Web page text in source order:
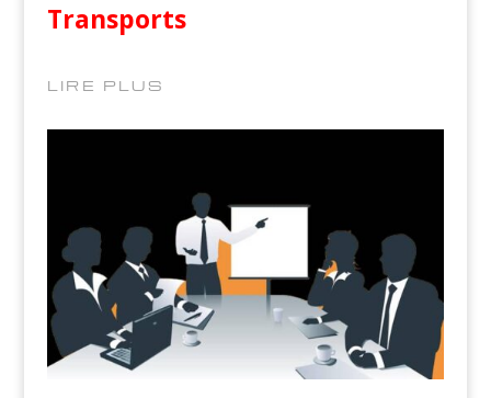
Transports
LIRE PLUS